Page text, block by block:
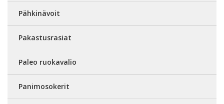
Pähkinävoit
Pakastusrasiat
Paleo ruokavalio
Panimosokerit